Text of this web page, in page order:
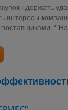
«держать
интересы
*